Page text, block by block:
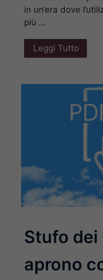
in un’era dove
più ...
Leggi Tutto
Stufo dei
aprono